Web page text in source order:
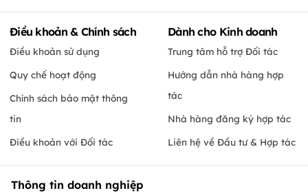
Điều khoản & Chính sách
Điều khoản sử dụng
Quy chế hoạt động
Chính sách bảo mật thông
tin
Điều khoản với Đối tác
Dành cho Kinh doanh
Trung tâm hỗ trợ Đối tác
Hướng dẫn nhà hàng hợp
tác
Nhà hàng đăng ký hợp tác
Liên hệ về Đầu tư & Hợp tác
Thông tin doanh nghiệp